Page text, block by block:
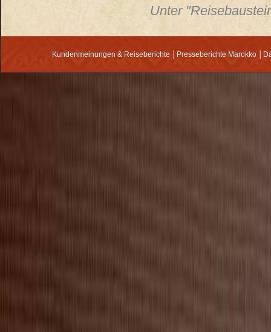
Unter
Kundenmeinungen & Reiseberichte Presseberichte Marokko